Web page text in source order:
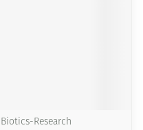
Biotics-Research